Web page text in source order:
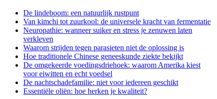
De lindeboom: een natuurlijk rustpunt
Van kimchi tot zuurkool: de universele kracht van fermentatie
Neuropathie: wanneer suiker en stress je zenuwen laten
verkleven
Waarom strijden tegen parasieten niet de oplossing is
Hoe traditionele Chinese geneeskunde ziekte bekijkt
De omgekeerde voedingsdriehoek: waarom Amerika kiest
voor eiwitten en echt voedsel
De nachtschadefamilie: niet voor iedereen geschikt
Essentiële oliën: hoe herken je kwaliteit?